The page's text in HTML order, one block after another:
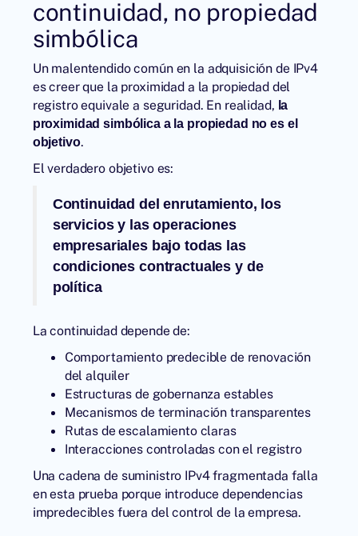
continuidad, no propiedad
simbólica
Un malentendido común en la adquisición de IPv4
es creer que la proximidad a la propiedad del
registro equivale a seguridad. En realidad, la
proximidad simbólica a la propiedad no es el
objetivo.
El verdadero objetivo es:
Continuidad del enrutamiento, los
servicios y las operaciones
empresariales bajo todas las
condiciones contractuales y de
política
La continuidad depende de:
Comportamiento predecible de renovación
del alquiler
Estructuras de gobernanza estables
Mecanismos de terminación transparentes
Rutas de escalamiento claras
Interacciones controladas con el registro
Una cadena de suministro IPv4 fragmentada falla
en esta prueba porque introduce dependencias
impredecibles fuera del control de la empresa.